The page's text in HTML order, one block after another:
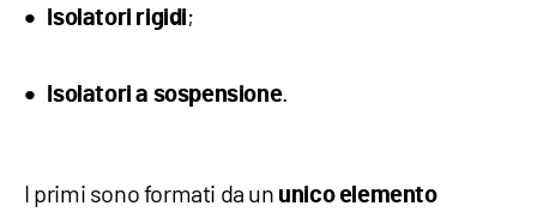
Isolatori rigidi;
Isolatori a sospensione.
I primi sono formati da un unico elemento